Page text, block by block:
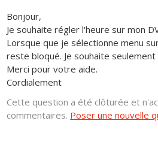
Bonjour,
Je souhaite régler l'heure sur mon
Lorsque que je sélectionne menu
reste bloqué. Je souhaite seulement
Merci pour votre aide.
Cordialement
Cette question a été clôturée et
commentaires. Poser une nouvelle